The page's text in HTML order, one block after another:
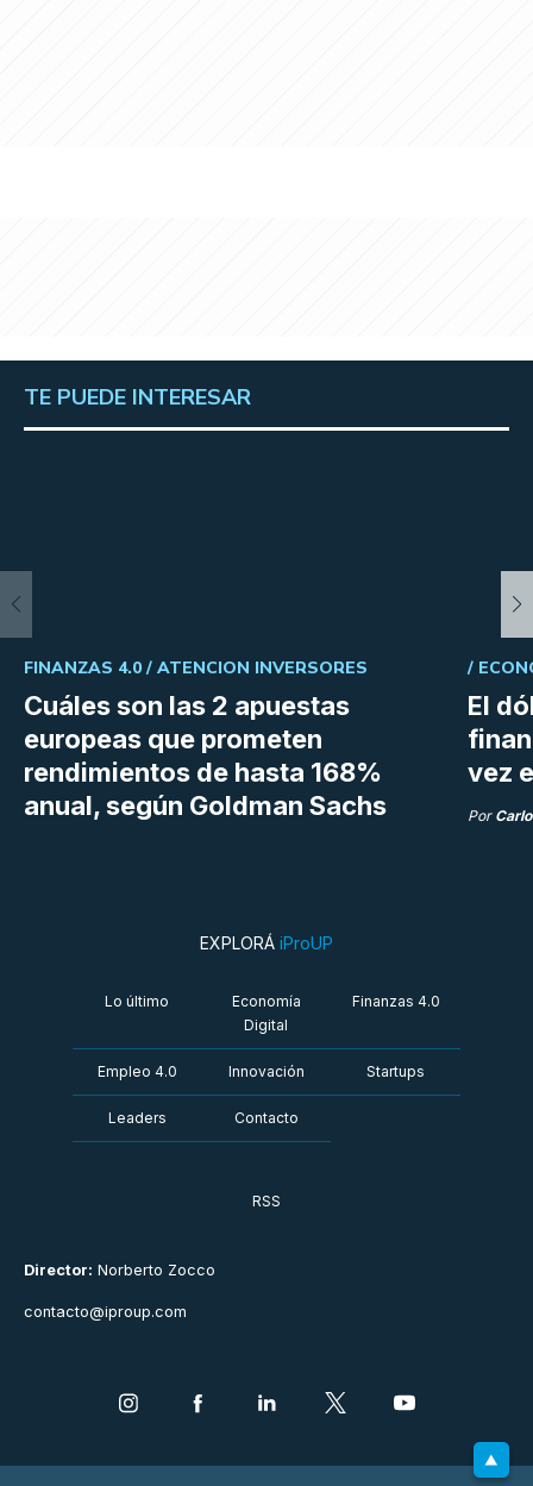
TE PUEDE INTERESAR
Cuáles son las 2 apuestas
europeas que prometen
rendimientos de hasta 168%
anual, según Goldman Sachs
FINANZAS 4.0 / ATENCION INVERSORES
El
vez
/
Por
Director: Norberto Zocco
contacto@iproup.com
EXPLORÁ iProUP
Lo último
Economía
Digital
Finanzas 4.0
Empleo 4.0 Innovación Startups
Leaders Contacto
RSS